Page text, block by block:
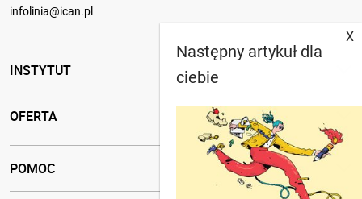
X
Następny artykuł dla
ciebie
infolinia@ican.pl
INSTYTUT
OFERTA
POMOC